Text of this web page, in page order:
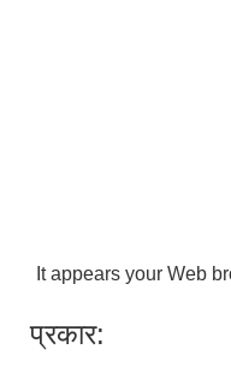
It appears your Web
प्रकार: